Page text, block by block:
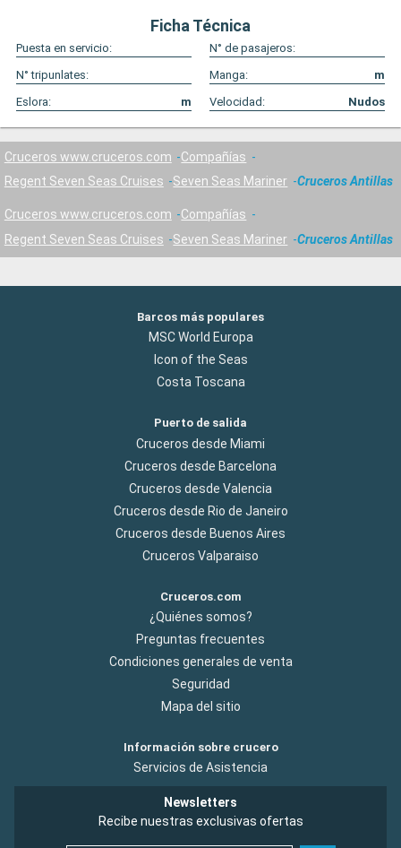
Ficha Técnica
Puesta en servicio:
N° de pasajeros:
N° tripunlates:
Manga:
m
Eslora:
m Velocidad: Nudos
Cruceros www.cruceros.com
Compañías
Regent Seven Seas Cruises
Seven Seas Mariner Cruceros Antillas
Cruceros www.cruceros.com
Compañías
Regent Seven Seas Cruises
Seven Seas Mariner Cruceros Antillas
Barcos más populares
MSC World Europa
Icon of the Seas
Costa Toscana
Puerto de salida
Cruceros desde Miami
Cruceros desde Barcelona
Cruceros desde Valencia
Cruceros desde Rio de Janeiro
Cruceros desde Buenos Aires
Cruceros Valparaiso
Cruceros.com
¿Quiénes somos?
Preguntas frecuentes
Condiciones generales de venta
Seguridad
Mapa del sitio
Información sobre crucero
Servicios de Asistencia
Newsletters
Recibe nuestras exclusivas ofertas